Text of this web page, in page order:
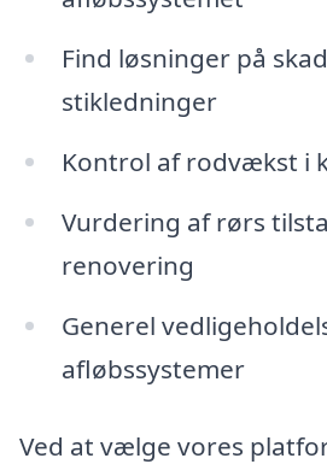
Find løsninger på
stikledninger
Kontrol af rodvækst i
Vurdering af rørs
renovering
Generel
afløbssystemer
Ved at vælge vores